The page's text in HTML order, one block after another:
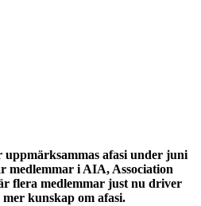
afasi under juni
medlemmar i AIA, Association
flera medlemmar just nu driver
kunskap om afasi.